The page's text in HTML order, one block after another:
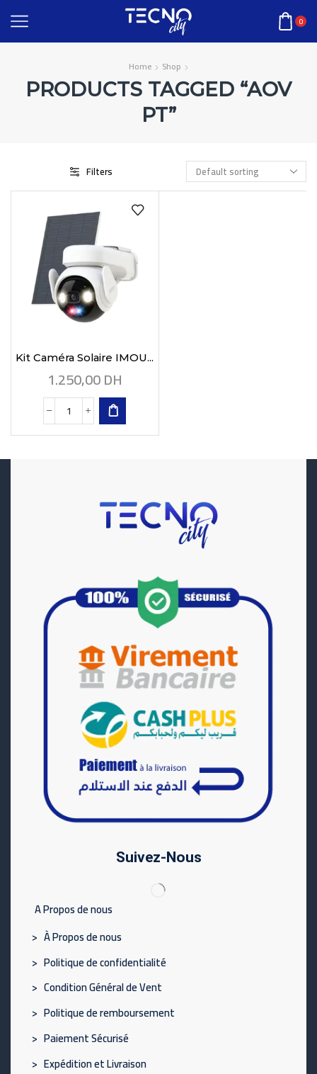
0
Home Shop
PRODUCTS TAGGED “AOV
PT”
Filters
Kit Caméra Solaire IMOU...
1.250,00DH
Suivez-Nous
A Propos de nous
> À Propos de nous
> Politique de confidentialité
> Condition Général de Vent
> Politique de remboursement
> Paiement Sécurisé
> Expédition et Livraison